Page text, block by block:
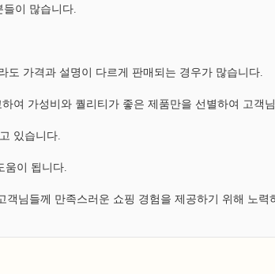
이 많습니다.
가격과 설명이 다르게 판매되는 경우가 많습니다.
여 가성비와 퀄리티가 좋은 제품만을 선별하여 고객
있습니다.
이 됩니다.
님들께 만족스러운 쇼핑 경험을 제공하기 위해 노력